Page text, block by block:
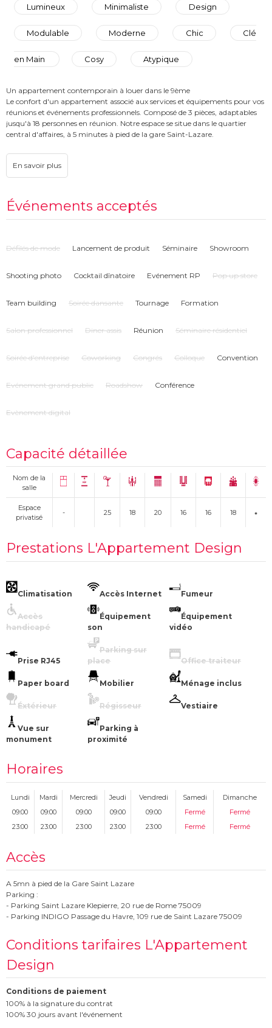
Lumineux Minimaliste Design
Modulable Moderne Chic Clé
en Main Cosy Atypique
Un appartement contemporain à louer dans le 9ème
Le confort d'un appartement associé aux services et équipements pour vos
réunions et événements professionnels. Composé de 3 pièces, adaptables
jusqu'à 18 personnes en réunion. Notre espace se situe dans le quartier
central d'affaires, à 5 minutes à pied de la gare Saint-Lazare.
Événements acceptés
Défilés de mode Lancement de produit Séminaire Showroom
Shooting photo Cocktail dînatoire Evénement RP Pop up store
Team building Soirée dansante Tournage Formation
Salon professionnel Diner assis Réunion Séminaire résidentiel
Soirée d'entreprise Coworking Congrés Colloque Convention
Evénement grand public Roadshow Conférence
Evènement digital
Capacité détaillée
Nom de la
salle
Espace
privatisé
- 25 18 20 16 16 18
Prestations L'Appartement Design
Climatisation Accès Internet Fumeur
Accès
handicapé
Équipement
son
Équipement
vidéo
Prise RJ45
Parking sur
place
Office traiteur
Paper board Mobilier Ménage inclus
Éxtérieur Régisseur Vestiaire
Vue sur
monument
Parking à
proximité
Horaires
Lundi Mardi Mercredi Jeudi Vendredi Samedi
Dimanche
09:00
09:00 09:00 09:00 09:00 Fermé
Fermé
23:00
23:00 23:00 23:00 23:00 Fermé Fermé
Accès
A 5mn à pied de la Gare Saint Lazare
Parking :
- Parking Saint Lazare Klepierre, 20 rue de Rome 75009
- Parking INDIGO Passage du Havre, 109 rue de Saint Lazare 75009
Conditions tarifaires L'Appartement
Design
Conditions de paiement
100% à la signature du contrat
100% 30 jours avant l'événement